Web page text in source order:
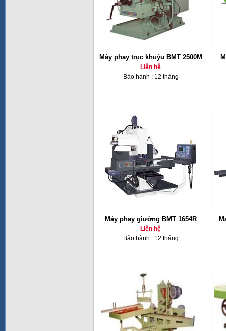
Máy phay trục khuỷu BMT 2500M
Liên hệ
Bảo hành : 12 tháng
Máy phay giường BMT 1654R
Liên hệ
Bảo hành : 12 tháng